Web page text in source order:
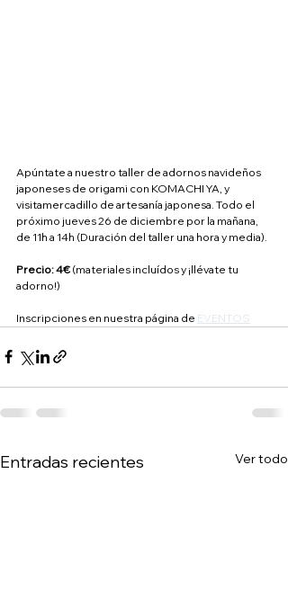
Apúntate a nuestro taller de adornos navideños
japoneses de origami con KOMACHI YA, y
visitamercadillo de artesanía japonesa. Todo el
próximo jueves 26 de diciembre por la mañana,
de 11h a 14h (Duración del taller una hora y media).
Precio: 4€ (materiales incluídos y ¡llévate tu
adorno!)
Inscripciones en nuestra página de EVENTOS
Entradas recientes Ver todo